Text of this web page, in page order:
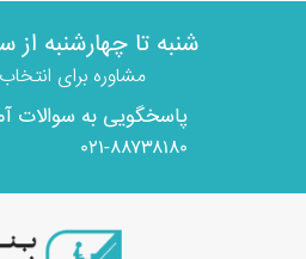
شنبه تا چهارشنبه از ساعت
مشاوره برای
پاسخگویی به سوالات
۰۲۱-۸۸۷۳۸۱۸۰